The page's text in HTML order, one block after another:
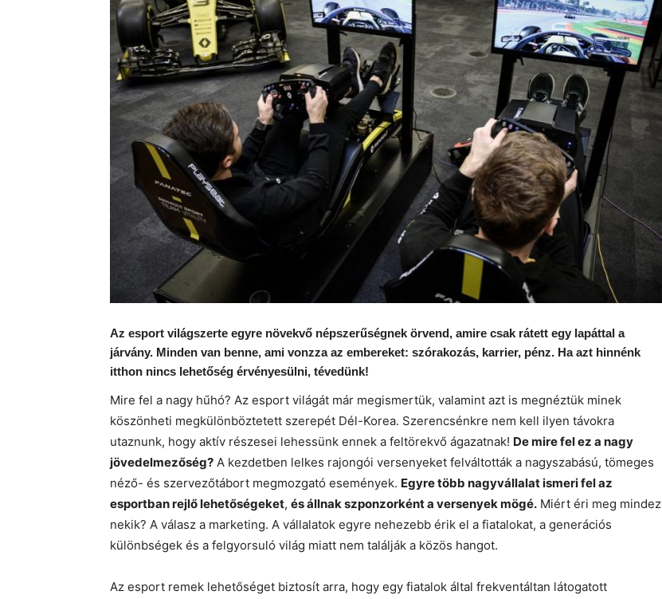
Az esport világszerte egyre növekvő népszerűségnek örvend, amire csak rátett egy lapáttal a
járvány. Minden van benne, ami vonzza az embereket: szórakozás, karrier, pénz. Ha azt hinnénk
itthon nincs lehetőség érvényesülni, tévedünk!
Mire fel a nagy hűhó? Az esport világát már megismertük, valamint azt is megnéztük minek
köszönheti megkülönböztetett szerepét Dél-Korea. Szerencsénkre nem kell ilyen távokra
utaznunk, hogy aktív részesei lehessünk ennek a feltörekvő ágazatnak! De mire fel ez a nagy
jövedelmezőség? A kezdetben lelkes rajongói versenyeket felváltották a nagyszabású, tömeges
néző- és szervezőtábort megmozgató események. Egyre több nagyvállalat ismeri fel az
esportban rejlő lehetőségeket, és állnak szponzorként a versenyek mögé. Miért éri meg mindez
nekik? A válasz a marketing. A vállalatok egyre nehezebb érik el a fiatalokat, a generációs
különbségek és a felgyorsuló világ miatt nem találják a közös hangot.
Az esport remek lehetőséget biztosít arra, hogy egy fiatalok által frekventáltan látogatott